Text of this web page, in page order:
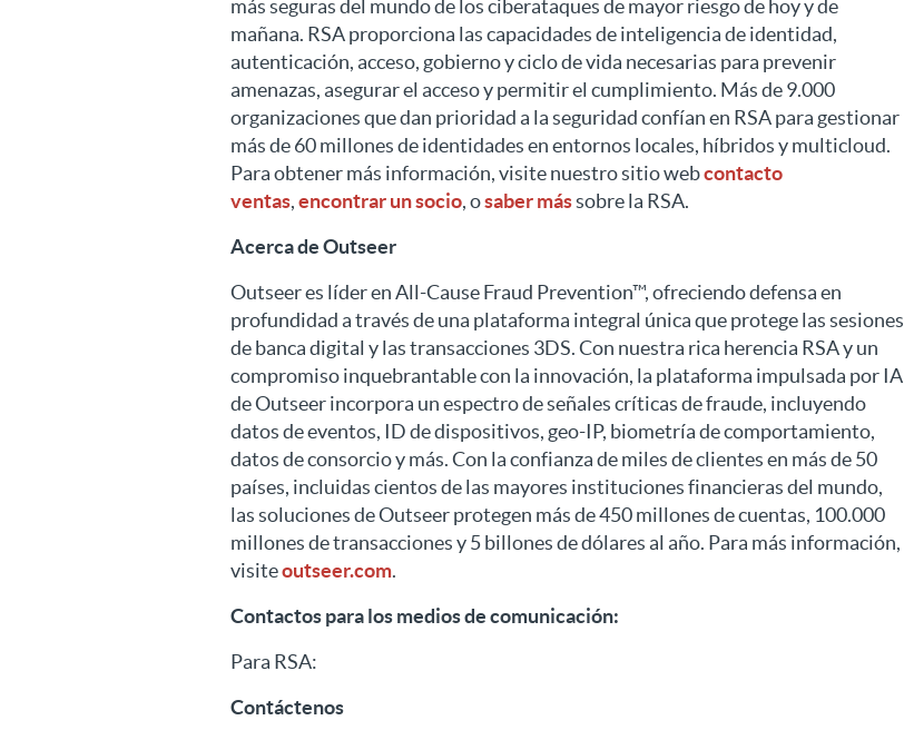
más seguras del mundo de los ciberataques de mayor riesgo de hoy y de
mañana. RSA proporciona las capacidades de inteligencia de identidad,
autenticación, acceso, gobierno y ciclo de vida necesarias para prevenir
amenazas, asegurar el acceso y permitir el cumplimiento. Más de 9.000
organizaciones que dan prioridad a la seguridad confían en RSA para gestionar
más de 60 millones de identidades en entornos locales, híbridos y multicloud.
Para obtener más información, visite nuestro sitio webcontacto
ventas,encontrar un socio, osaber mássobre la RSA.
Acerca de Outseer
Outseer es líder en All-Cause Fraud Prevention™, ofreciendo defensa en
profundidad a través de una plataforma integral única que protege las sesiones
de banca digital y las transacciones 3DS. Con nuestra rica herencia RSA y un
compromiso inquebrantable con la innovación, la plataforma impulsada por IA
de Outseer incorpora un espectro de señales críticas de fraude, incluyendo
datos de eventos, ID de dispositivos, geo-IP, biometría de comportamiento,
datos de consorcio y más. Con la confianza de miles de clientes en más de 50
países, incluidas cientos de las mayores instituciones financieras del mundo,
las soluciones de Outseer protegen más de 450 millones de cuentas, 100.000
millones de transacciones y 5 billones de dólares al año. Para más información,
visiteoutseer.com.
Contactos para los medios de comunicación:
Para RSA:
Contáctenos